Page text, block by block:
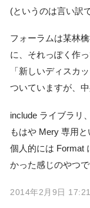
(というのは言い訳
フォーラムは某林
に、それっぽく作っ
「新しいディスカ
ついていますが、
include ライブラリ
もはや Mery 専用と
個人的には Format
かった感じのやつで
2014年2月9日 17:21